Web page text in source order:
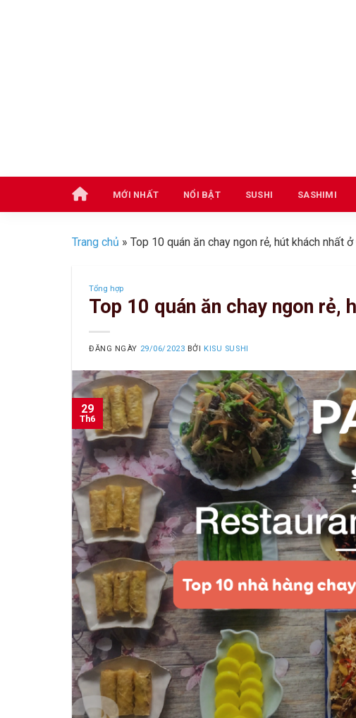
MỚI NHẤT NỔI BẬT SUSHI SASHIMI
Trang chủ » Top 10 quán ăn chay ngon rẻ, hút khách nhất
Tổng hợp
Top 10 quán ăn chay ngon rẻ,
ĐĂNG NGÀY 29/06/2023 BỞI KISU SUSHI
29
Th6